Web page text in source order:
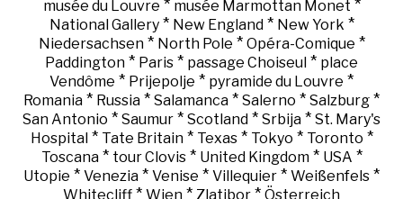
musée du Louvre * musée Marmottan Monet *
National Gallery* New England* New York *
Niedersachsen* North Pole * Opéra-Comique *
Paddington * Paris * passage Choiseul * place
Vendôme * Prijepolje * pyramide du Louvre *
Romania * Russia * Salamanca * Salerno * Salzburg *
San Antonio * Saumur * Scotland * Srbija * St. Mary's
Hospital* Tate Britain* Texas* Tokyo * Toronto *
Toscana* tour Clovis* United Kingdom* USA *
Utopie * Venezia * Venise * Villequier * Weißenfels *
Whitecliff * Wien * Zlatibor * Österreich